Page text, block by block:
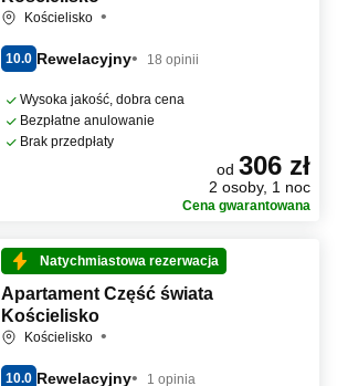
Kościelisko
10.0 Rewelacyjny 18 opinii
Wysoka jakość, dobra cena
Bezpłatne anulowanie
Brak przedpłaty
od 306 zł
2 osoby, 1 noc
Cena gwarantowana
Natychmiastowa rezerwacja
Apartament Część świata
Kościelisko
Kościelisko
10.0 Rewelacyjny 1 opinia